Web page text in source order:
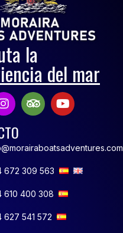
la
del mar
672 309 563
610 400 308
627 541 572